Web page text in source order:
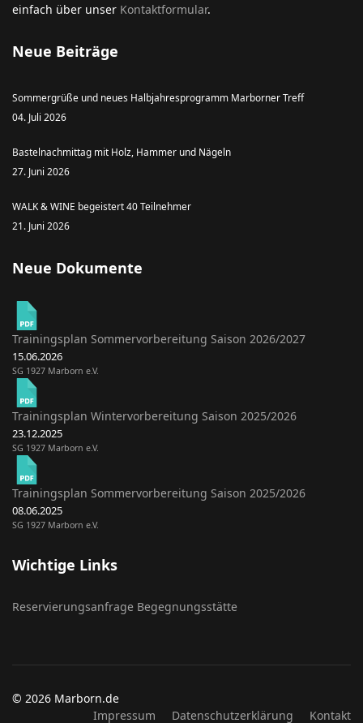
einfach über unser Kontaktformular.
Neue Beiträge
Sommergrüße und neues Halbjahresprogramm Marborner Treff
04. Juli 2026
Bastelnachmittag mit Holz, Hammer und Nägeln
27. Juni 2026
WALK & WINE begeistert 40 Teilnehmer
21. Juni 2026
Neue Dokumente
Trainingsplan Sommervorbereitung Saison 2026/2027
15.06.2026
SG 1927 Marborn e.V.
Trainingsplan Wintervorbereitung Saison 2025/2026
23.12.2025
SG 1927 Marborn e.V.
Trainingsplan Sommervorbereitung Saison 2025/2026
08.06.2025
SG 1927 Marborn e.V.
Wichtige Links
Reservierungsanfrage Begegnungsstätte
© 2026 Marborn.de
Impressum
Datenschutzerklärung Kontakt